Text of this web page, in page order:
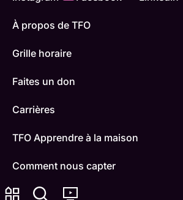
À propos de TFO
Grille horaire
Faites un don
Carrières
TFO Apprendre à la maison
Comment nous capter
Contactez-nous